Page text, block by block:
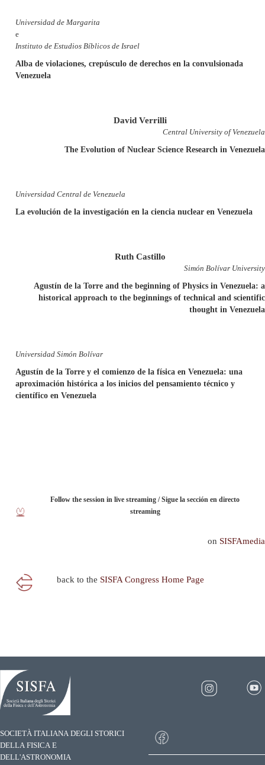
Universidad de Margarita
e
Instituto de Estudios Bíblicos de Israel
Alba de violaciones, crepúsculo de derechos en la convulsionada
Venezuela
David Verrilli
Central University of Venezuela
The Evolution of Nuclear Science Research in Venezuela
Universidad Central de Venezuela
La evolución de la investigación en la ciencia nuclear en Venezuela
Ruth Castillo
Simón Bolívar University
Agustín de la Torre and the beginning of Physics in Venezuela: a
historical approach to the beginnings of technical and scientific
thought in Venezuela
Universidad Simón Bolívar
Agustín de la Torre y el comienzo de la física en Venezuela: una
aproximación histórica a los inicios del pensamiento técnico y
científico en Venezuela
Follow the session in live streaming / Sigue la sección en directo
streaming
on SISFAmedia
back to the SISFA Congress Home Page
SOCIETÀ ITALIANA DEGLI STORICI
DELLA FISICA E
DELL'ASTRONOMIA